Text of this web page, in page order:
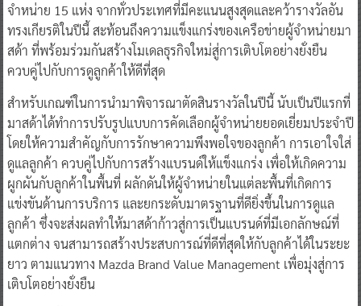
จำหน่าย 15 แห่ง จากทั่วประเทศที่มีคะแนนสูงสุดและคว้ารางวัลอัน
ทรงเกียรติในปีนี้ สะท้อนถึงความแข็งแกร่งของเครือข่ายผู้จำหน่ายมา
สด้า ที่พร้อมร่วมกันสร้างโมเดลธุรกิจใหม่สู่การเติบโตอย่างยั่งยืน
ควบคู่ไปกับการดูลูกค้าให้ดีที่สุด
สำหรับเกณฑ์ในการนำมาพิจารณาตัดสินรางวัลในปีนี้ นับเป็นปีแรกที่
มาสด้าได้ทำการปรับรูปแบบการคัดเลือกผู้จำหน่ายยอดเยี่ยมประจำปี
โดยให้ความสำคัญกับการรักษาความพึงพอใจของลูกค้า การเอาใจใส่
ดูแลลูกค้า ควบคู่ไปกับการสร้างแบรนด์ให้แข็งแกร่ง เพื่อให้เกิดความ
ผูกผันกับลูกค้าในพื้นที่ ผลักดันให้ผู้จำหน่ายในแต่ละพื้นที่เกิดการ
แข่งขันด้านการบริการ และยกระดับมาตรฐานที่ดียิ่งขึ้นในการดูแล
ลูกค้า ซึ่งจะส่งผลทำให้มาสด้าก้าวสู่การเป็นแบรนด์ที่มีเอกลักษณ์ที่
แตกต่าง จนสามารถสร้างประสบการณ์ที่ดีที่สุดให้กับลูกค้าได้ในระยะ
ยาว ตามแนวทาง Mazda Brand Value Management เพื่อมุ่งสู่การ
เติบโตอย่างยั่งยืน